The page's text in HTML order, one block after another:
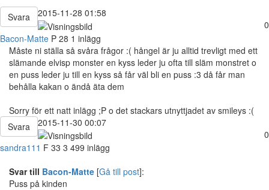
Svara
2015-11-28 01:58
0
Bacon-Matte P 28 1 inlägg
Måste ni ställa så svåra frågor :( hångel är ju alltid trevligt med ett
slämande elvisp monster en kyss leder ju ofta till släm monstret o
en puss leder ju till en kyss så får väl bli en puss :3 då får man
behålla kakan o ändå äta dem
Sorry för ett natt inlägg ;P o det stackars utnyttjadet av smileys :(
Svara
2015-11-30 00:07
0
sandra111 F 33 3 499 inlägg
Svar till Bacon-Matte [Gå till post]:
Puss på kinden